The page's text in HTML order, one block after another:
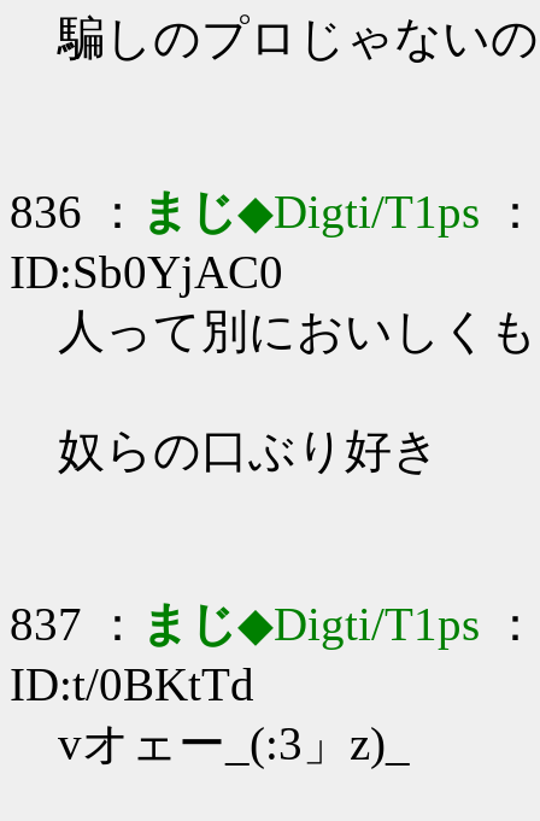
騙しのプロじゃない
836 ： まじ◆Digti/T1ps
ID:Sb0YjAC0
人って別においしく
奴らの口ぶり好き
837 ： まじ◆Digti/T1ps
ID:t/0BKtTd
vオェー_(:3」z)_